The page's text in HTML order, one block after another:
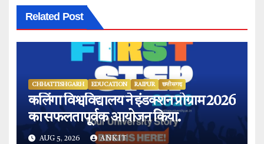
Related Post
CHHATTISHGARH EDUCATION RAIPUR छत्तीसगढ़
कलिंगा विश्वविद्यालय ने इंडक्शन प्रोग्राम 2026
का सफलतापूर्वक आयोजन किया.
AUG 5, 2026 ANKIT